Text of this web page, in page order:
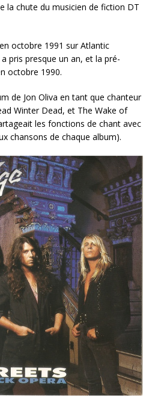
la chute du musicien de fiction DT
octobre 1991 sur Atlantic
pris presque un an, et la pré-
octobre 1990.
de Jon Oliva en tant que chanteur
Winter Dead, et The Wake of
les fonctions de chant avec
chansons de chaque album).